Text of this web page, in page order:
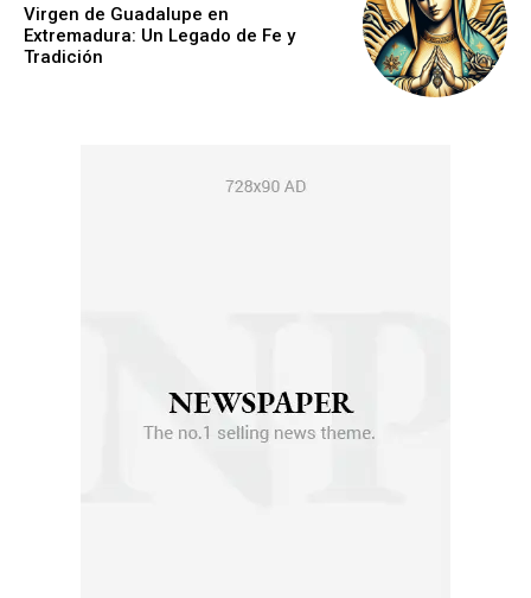
Virgen de Guadalupe en
Extremadura: Un Legado de Fe y
Tradición